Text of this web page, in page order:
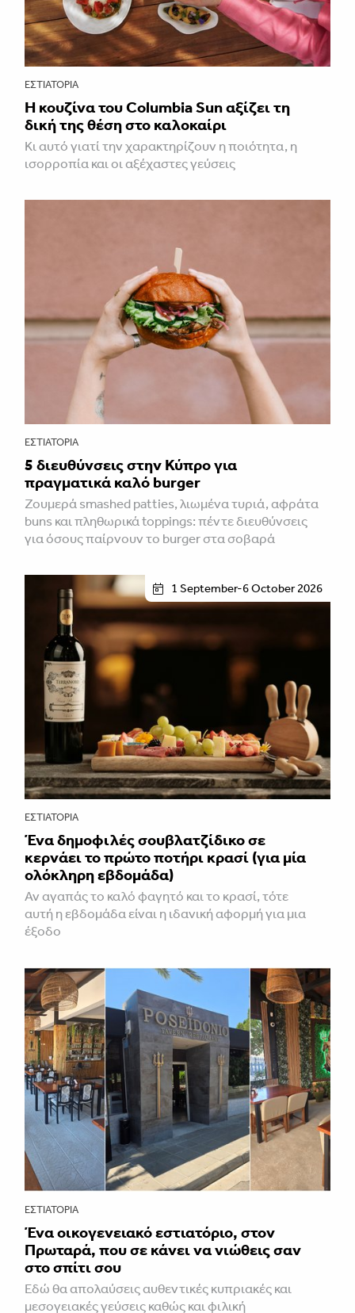
ΕΣΤΙΑΤΌΡΙΑ
Η κουζίνα του Columbia Sun αξίζει τη
δική της θέση στο καλοκαίρι
Κι αυτό γιατί την χαρακτηρίζουν η ποιότητα, η
ισορροπία και οι αξέχαστες γεύσεις
ΕΣΤΙΑΤΌΡΙΑ
5 διευθύνσεις στην Κύπρο για
πραγματικά καλό burger
Ζουμερά smashed patties, λιωμένα τυριά, αφράτα
buns και πληθωρικά toppings: πέντε διευθύνσεις
για όσους παίρνουν το burger στα σοβαρά
1 September-6 October 2026
ΕΣΤΙΑΤΌΡΙΑ
Ένα δημοφιλές σουβλατζίδικο σε
κερνάει το πρώτο ποτήρι κρασί (για μία
ολόκληρη εβδομάδα)
Αν αγαπάς το καλό φαγητό και το κρασί, τότε
αυτή η εβδομάδα είναι η ιδανική αφορμή για μια
έξοδο
ΕΣΤΙΑΤΌΡΙΑ
Ένα οικογενειακό εστιατόριο, στον
Πρωταρά, που σε κάνει να νιώθεις σαν
στο σπίτι σου
Εδώ θα απολαύσεις αυθεντικές κυπριακές και
μεσογειακές γεύσεις καθώς και φιλική